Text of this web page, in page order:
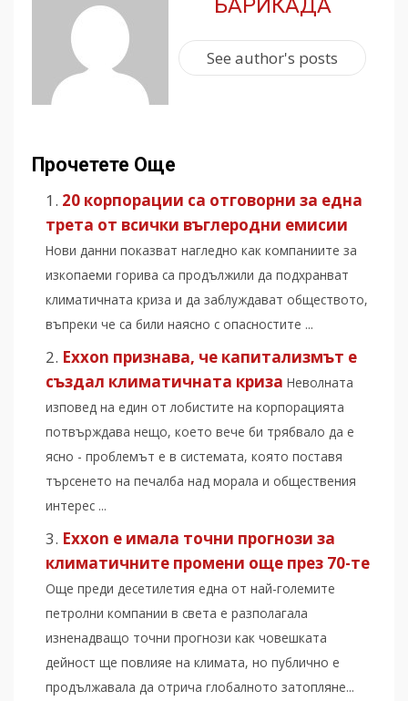
See author's posts
Прочетете Още
20 корпорации са отговорни за една
трета от всички въглеродни емисии
Нови данни показват нагледно как компаниите за
изкопаеми горива са продължили да подхранват
климатичната криза и да заблуждават обществото,
въпреки че са били наясно с опасностите ...
Exxon признава, че капитализмът е
създал климатичната криза Неволната
изповед на един от лобистите на корпорацията
потвърждава нещо, което вече би трябвало да е
ясно - проблемът е в системата, която поставя
търсенето на печалба над морала и обществения
интерес ...
Exxon е имала точни прогнози за
климатичните промени още през 70-те
Още преди десетилетия една от най-големите
петролни компании в света е разполагала
изненадващо точни прогнози как човешката
дейност ще повлияе на климата, но публично е
продължавала да отрича глобалното затопляне...